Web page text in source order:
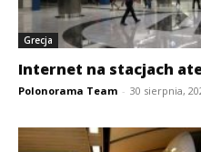
Grecja
Internet na stacjach
Polonorama Team - 30 sierpnia,